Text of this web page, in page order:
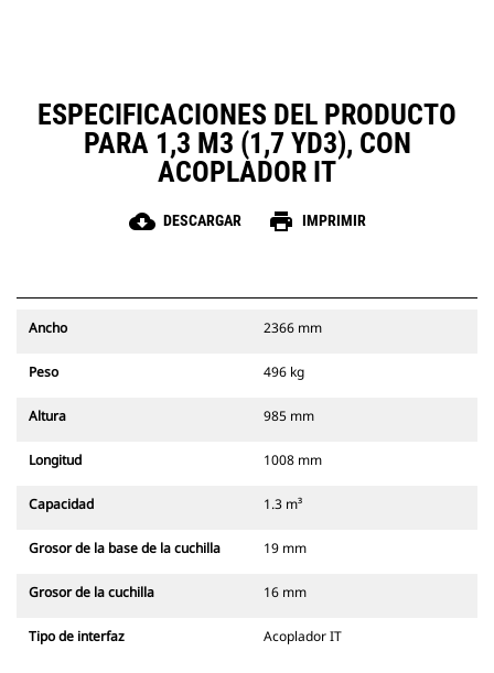
ESPECIFICACIONES DEL PRODUCTO
PARA 1,3 M3 (1,7 YD3), CON
ACOPLADOR IT
cloud_download DESCARGAR print IMPRIMIR
Ancho 2366 mm
Peso 496 kg
Altura 985 mm
Longitud 1008 mm
Capacidad 1.3 m³
Grosor de la base de la cuchilla 19 mm
Grosor de la cuchilla 16 mm
Tipo de interfaz Acoplador IT